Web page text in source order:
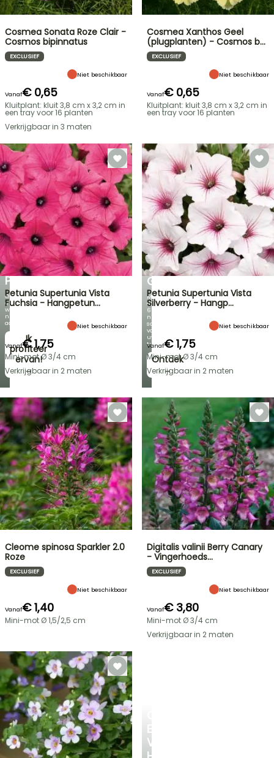
EEN
VERKOELEND
FLASH-
SALES
TOT
30%
KORTING
OP
EEN
SELECTIE
PLANTEN!
Ontdek
elke
week
nieuwe
aanbiedingen
Ik
profiteer
ervan!
→
VOORJAARSBOLLEN
NIEUWIGHEDEN
VAN
IRIS
GERMANICA
Meer
dan
60
nieuwe
soorten
voor
uw
tuin!
Ontdek
→
Cosmea Sonata Roze Clair -
Cosmos bipinnatus
EXCLUSIEF
Niet beschikbaar
Vanaf€ 0,65
Kluitplant: kluit 3,8 cm x 3,2 cm in
een tray voor 16 planten
Verkrijgbaar in 3 maten
Cosmea Xanthos Geel
(plugplanten) - Cosmos b…
EXCLUSIEF
Niet beschikbaar
Vanaf€ 0,65
Kluitplant: kluit 3,8 cm x 3,2 cm in
een tray voor 16 planten
Petunia Supertunia Vista
Fuchsia - Hangpetun…
Niet beschikbaar
Vanaf€ 1,75
Mini-mot Ø 3/4 cm
Verkrijgbaar in 2 maten
Petunia Supertunia Vista
Silverberry - Hangp…
Niet beschikbaar
Vanaf€ 1,75
Mini-mot Ø 3/4 cm
Verkrijgbaar in 2 maten
Cleome spinosa Sparkler 2.0
Roze
EXCLUSIEF
Niet beschikbaar
Vanaf€ 1,40
Mini-mot Ø 1,5/2,5 cm
Digitalis valinii Berry Canary
- Vingerhoeds…
EXCLUSIEF
Niet beschikbaar
Vanaf€ 3,80
Mini-mot Ø 3/4 cm
Verkrijgbaar in 2 maten